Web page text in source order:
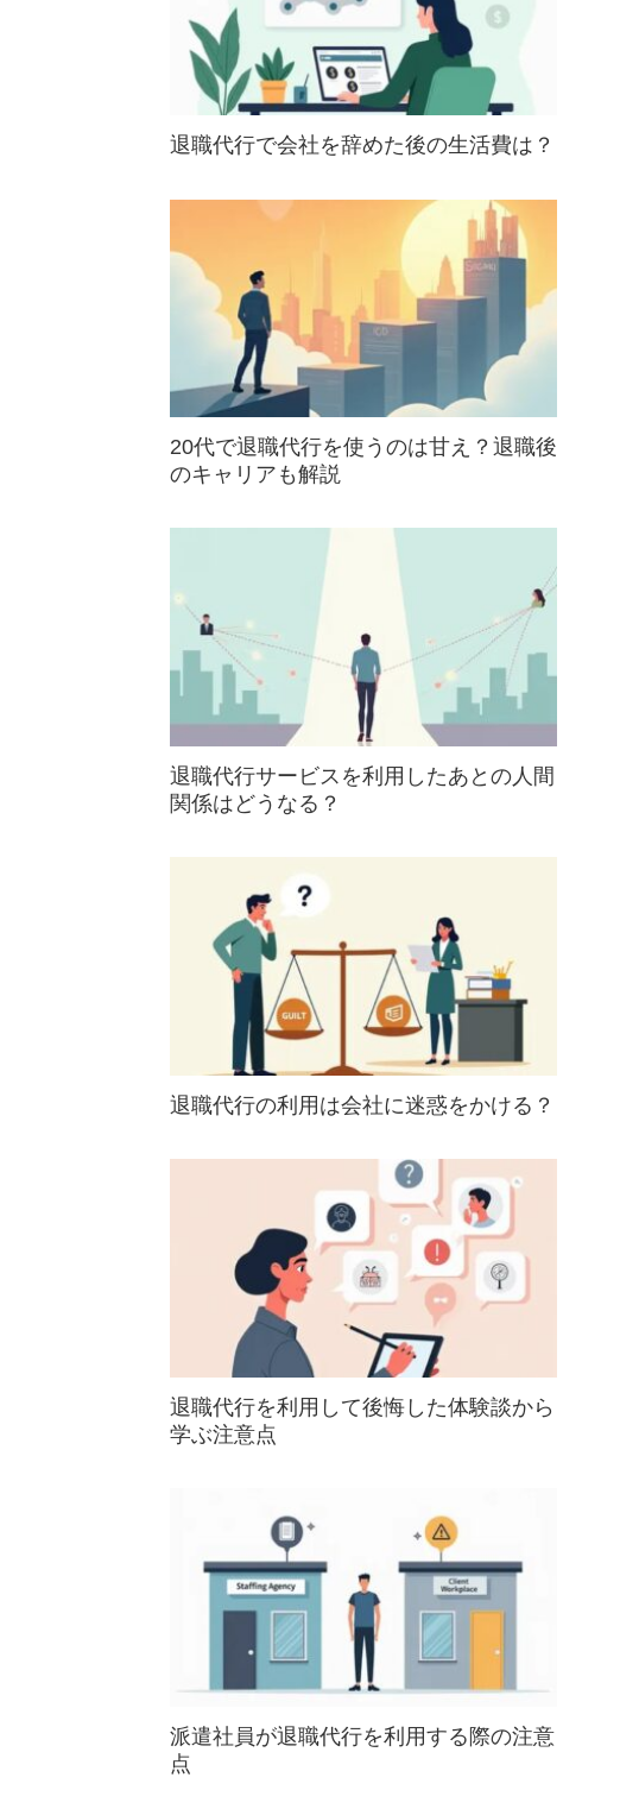
退職代行で会社を辞めた後の生活費は？
20代で退職代行を使うのは甘え？退職後
のキャリアも解説
退職代行サービスを利用したあとの人間
関係はどうなる？
退職代行の利用は会社に迷惑をかける？
退職代行を利用して後悔した体験談から
学ぶ注意点
派遣社員が退職代行を利用する際の注意
点